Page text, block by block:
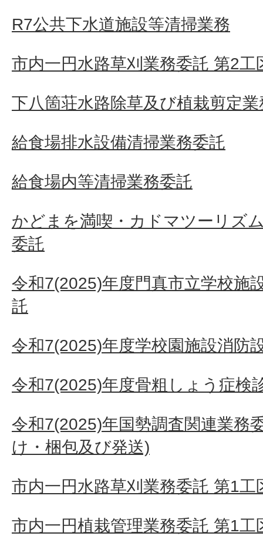
R7公共下水道施設等清掃業務
市内一円水路草刈業務委託 第2工
下八箇荘水路除草及び植栽剪定
給食場排水設備清掃業務委託
給食場内等清掃業務委託
かどまを満喫・カドマツーリズ
委託
令和7(2025)年度門真市立学校施
託
令和7(2025)年度学校園施設消防
令和7(2025)年度骨粗しょう症検
令和7(2025)年国勢調査関連業務
け・梱包及び発送)
市内一円水路草刈業務委託 第1工
市内一円植栽管理業務委託 第1工